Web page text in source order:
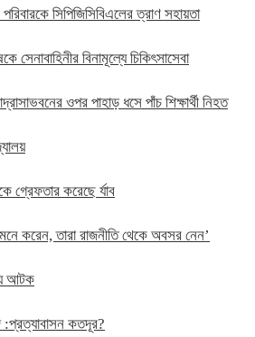
সিপিজিসিবিএলের ত্রাণ সহায়তা
সেনাবাহিনীর বিনামূল্যে চিকিৎসাসেবা
ওপর পাহাড় ধসে পাঁচ শিক্ষার্থী নিহত
গ্রেফতার করেছে র্যাব
মনে করেন, তারা রাজনীতি থেকে অবসর নেন’
আটক
কতদূর?